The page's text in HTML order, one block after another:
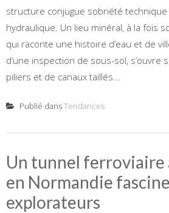
structure conjugue sobriété
hydraulique. Un lieu minéral, à la fois
qui raconte une histoire d’eau et de
d’une inspection de sous-sol, s’ouvre
piliers et de canaux taillés...
Publié dansTendances
Un tunnel ferroviaire
en Normandie
explorateurs